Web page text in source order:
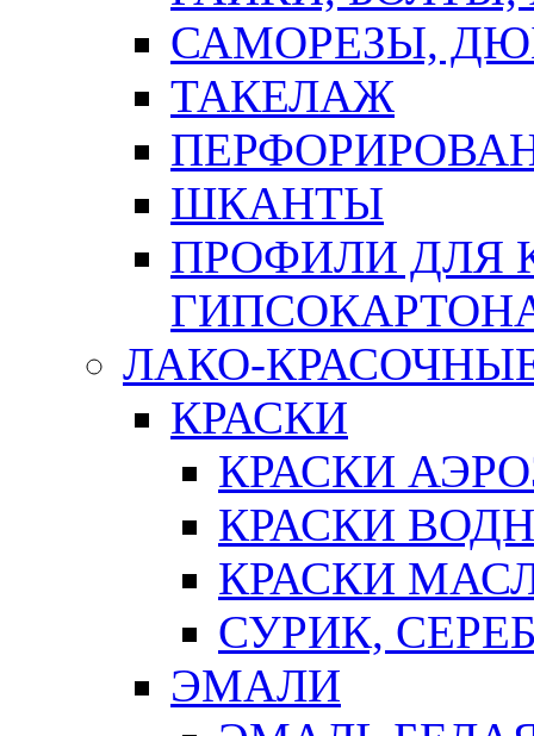
САМОРЕЗЫ,
ТАКЕЛАЖ
ШКАНТЫ
ПРОФИЛИ ДЛЯ
ЛАКО-
КРАСКИ
КРАСКИ
КРАСКИ
КРАСКИ
СУРИК,
ЭМАЛИ